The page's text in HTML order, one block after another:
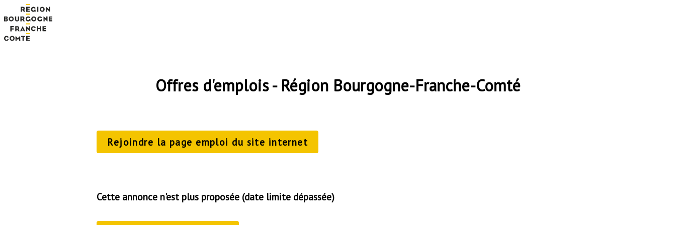
Offres d'emplois - Région Bourgogne-Franche-Comté
Rejoindre la page emploi du site internet
Cette annonce n'est plus proposée (date limite dépassée)